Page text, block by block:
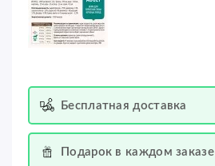
Бесплатная доставка
Подарок в каждом заказе